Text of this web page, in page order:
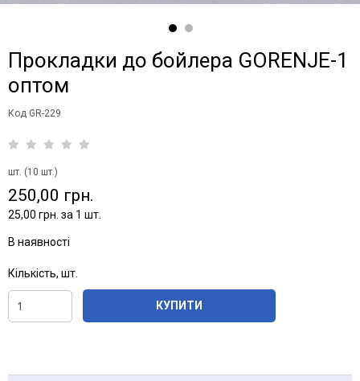
Прокладки до бойлера GORENJE-1
оптом
Код GR-229
шт. (10 шт.)
250,00 грн.
25,00 грн. за 1 шт.
В наявності
Кількість, шт.
КУПИТИ